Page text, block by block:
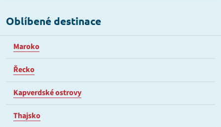
Oblíbené destinace
Maroko
Řecko
Kapverdské ostrovy
Thajsko